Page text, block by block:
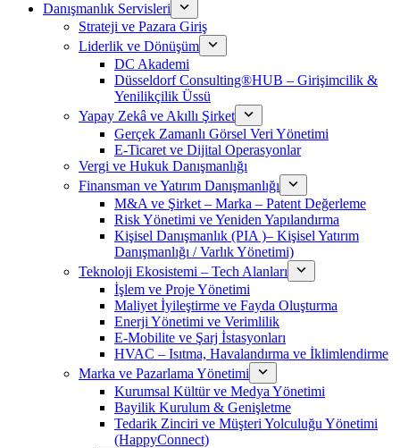
Danışmanlık Servisleri
Strateji ve Pazara Giriş
Liderlik ve Dönüşüm
DC Akademi
Düsseldorf Consulting®HUB – Girişimcilik &
Yenilikçilik Üssü
Yapay Zekâ ve Akıllı Şirket
Gerçek Zamanlı Görsel Veri Yönetimi
E-Ticaret ve Dijital Operasyonlar
Vergi ve Hukuk Danışmanlığı
Finansman ve Yatırım Danışmanlığı
M&A ve Şirket – Marka – Patent Değerleme
Risk Yönetimi ve Yeniden Yapılandırma
Kişisel Danışmanlık (PIA )– Kişisel Yatırım
Danışmanlığı / Varlık Yönetimi)
Teknoloji Ekosistemi – Tech Alanları
İşlem ve Proje Yönetimi
Maliyet İyileştirme ve Fayda Oluşturma
Enerji Yönetimi ve Verimlilik
E-Mobilite ve Şarj İstasyonları
HVAC – Isıtma, Havalandırma ve İklimlendirme
Marka ve Pazarlama Yönetimi
Kurumsal Kültür ve Medya Yönetimi
Bayilik Kurulum & Genişletme
Tedarik Zinciri ve Müşteri Yolculuğu Yönetimi
(HappyConnect)